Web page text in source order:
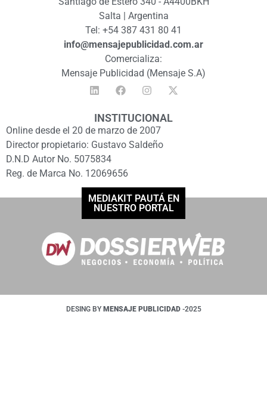
Salta | Argentina
Tel: +54 387 431 80 41
info@mensajepublicidad.com.ar
Comercializa:
Mensaje Publicidad (Mensaje S.A)
INSTITUCIONAL
Online desde el 20 de marzo de 2007
Director propietario: Gustavo Saldeño
D.N.D Autor No. 5075834
Reg. de Marca No. 12069656
MEDIAKIT PAUTÁ EN
NUESTRO PORTAL
DESING BY MENSAJE PUBLICIDAD -2025